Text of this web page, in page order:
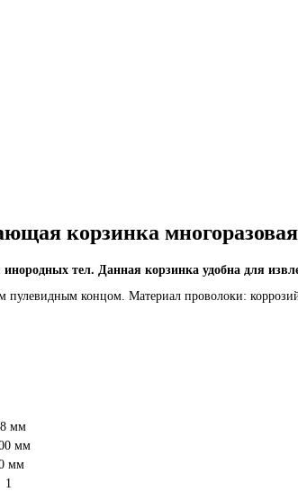
корзинка многоразовая
тел. Данная корзинка удобна для
пулевидным концом. Материал проволоки:
мм
мм
мм
1